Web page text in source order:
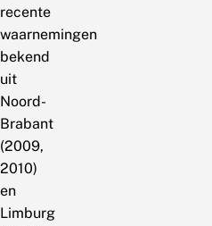
recente
waarnemingen
bekend
uit
Noord-
Brabant
(2009,
2010)
en
Limburg